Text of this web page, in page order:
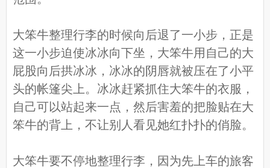
大笨牛整理行李的时候向后退了一小步，正是
这一小步迫使冰冰向下坐，大笨牛用自己的大
屁股向后拱冰冰，冰冰的阴唇就被压在了小平
头的帐篷尖上。冰冰赶紧抓住大笨牛的衣服，
自己可以站起来一点，然后害羞的把脸贴在大
笨牛的背上，不让别人看见她红扑扑的俏脸。
大笨牛要不停地整理行李，因为先上车的旅客